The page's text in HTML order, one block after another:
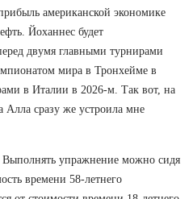
американской экономике
Йоханнес будет
двумя главными турнирами
мира в Тронхейме в
в Италии в 2026-м. Так вот, на
сразу же устроила мне
Выполнять упражнение можно сидя
времени 58-летнего